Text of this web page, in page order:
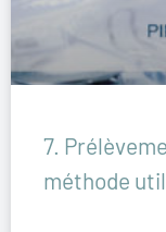
7.
méthode